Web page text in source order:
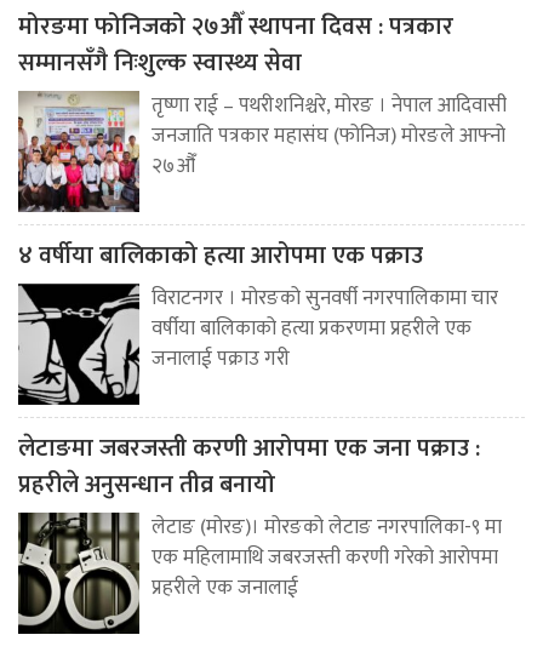
मोरङमा फोनिजको २७औँ स्थापना दिवस : पत्रकार
सम्मानसँगै निःशुल्क स्वास्थ्य सेवा
तृष्णा राई – पथरीशनिश्चरे, मोरङ । नेपाल आदिवासी
जनजाति पत्रकार महासंघ (फोनिज) मोरङले आफ्नो
२७औँ
४ वर्षीया बालिकाको हत्या आरोपमा एक पक्राउ
विराटनगर । मोरङको सुनवर्षी नगरपालिकामा चार
वर्षीया बालिकाको हत्या प्रकरणमा प्रहरीले एक
जनालाई पक्राउ गरी
लेटाङमा जबरजस्ती करणी आरोपमा एक जना पक्राउ :
प्रहरीले अनुसन्धान तीव्र बनायो
लेटाङ (मोरङ)। मोरङको लेटाङ नगरपालिका-९ मा
एक महिलामाथि जबरजस्ती करणी गरेको आरोपमा
प्रहरीले एक जनालाई